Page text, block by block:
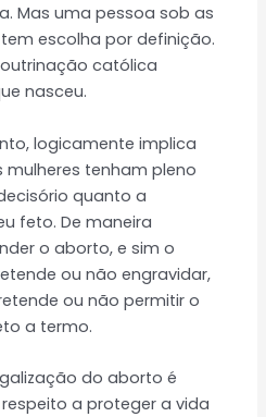
Mas uma pessoa sob as
escolha por definição.
católica
nasceu.
logicamente implica
tenham pleno
quanto a
feto. De maneira
o aborto, e sim o
ou não engravidar,
ou não permitir o
a termo.
do aborto é
a proteger a vida